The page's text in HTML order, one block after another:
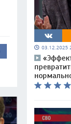
03.12.2025